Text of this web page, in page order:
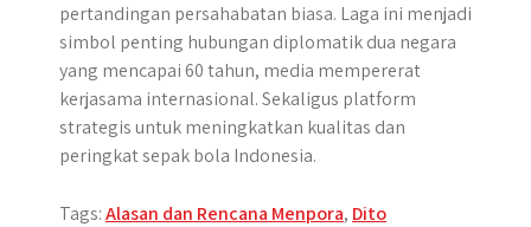
pertandingan persahabatan biasa. Laga ini menjadi
simbol penting hubungan diplomatik dua negara
yang mencapai 60 tahun, media mempererat
kerjasama internasional. Sekaligus platform
strategis untuk meningkatkan kualitas dan
peringkat sepak bola Indonesia.
Tags:Alasan dan Rencana Menpora, Dito